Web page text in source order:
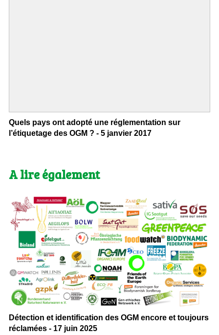
Quels pays ont adopté une réglementation sur
l’étiquetage des OGM ? - 5 janvier 2017
A lire également
Détection et identification des OGM encore et toujours
réclamées - 17 juin 2025